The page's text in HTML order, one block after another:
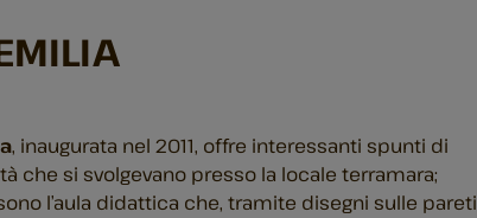
, inaugurata nel 2011, offre interessanti spunti di
che si svolgevano presso la locale terramara;
l’aula didattica che, tramite disegni sulle pareti